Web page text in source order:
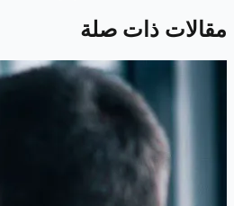
مقالات ذات صلة